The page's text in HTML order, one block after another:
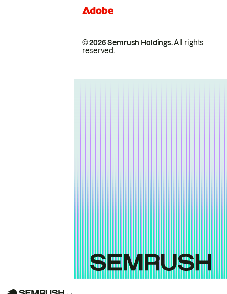
© 2026 Semrush Holdings.All rights
reserved.